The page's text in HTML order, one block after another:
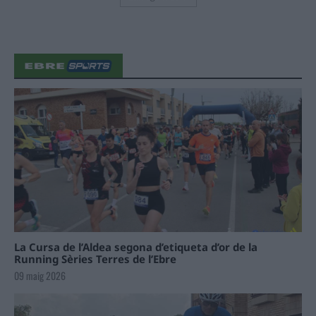
La Cursa de l’Aldea segona d’etiqueta d’or de la
Running Sèries Terres de l’Ebre
09 maig 2026